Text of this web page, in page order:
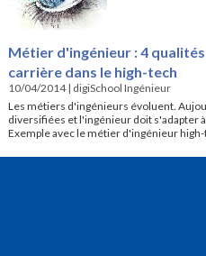
Métier d'ingénieur : 4
carrière dans le high-tech
10/04/2014| digiSchool Ingénieur
Les métiers d'ingénieurs évoluent.
diversifiées et l'ingénieur doit s'adapter
Exemple avec le métier d'ingénieur high-